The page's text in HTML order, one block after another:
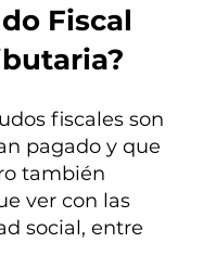
Fiscal
fiscales son
pagado y que
también
ver con las
social, entre